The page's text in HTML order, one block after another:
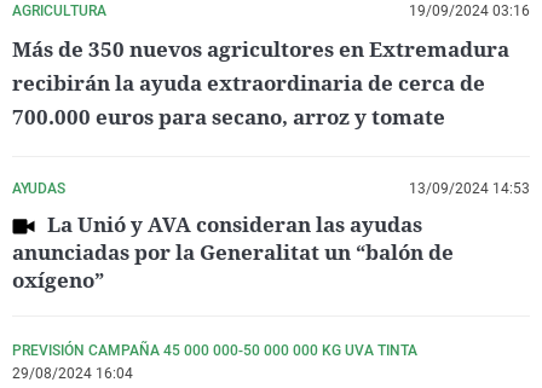
AGRICULTURA 19/09/2024 03:16
Más de 350 nuevos agricultores en Extremadura
recibirán la ayuda extraordinaria de cerca de
700.000 euros para secano, arroz y tomate
AYUDAS 13/09/2024 14:53
La Unió y AVA consideran las ayudas
anunciadas por la Generalitat un “balón de
oxígeno”
PREVISIÓN CAMPAÑA 45 000 000-50 000 000 KG UVA TINTA
29/08/2024 16:04